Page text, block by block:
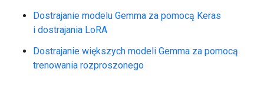
Dostrajanie modelu Gemma za pomocą Keras
i dostrajania LoRA
Dostrajanie większych modeli Gemma za pomocą
trenowania rozproszonego